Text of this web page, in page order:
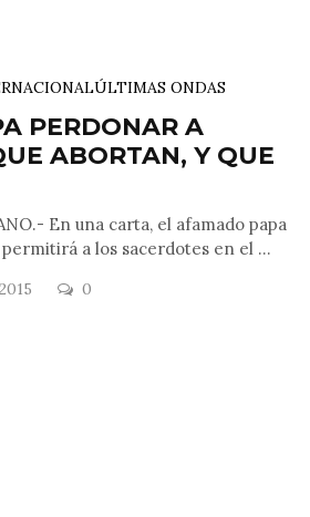
ÚLTIMAS ONDAS
PERDONAR A
ABORTAN, Y QUE
En una carta, el afamado papa
a los sacerdotes en el ...
0